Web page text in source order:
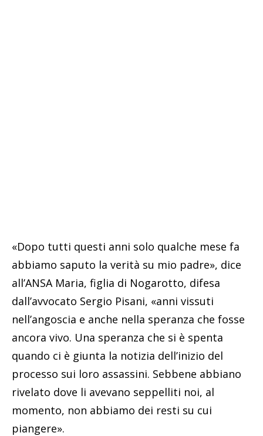
«Dopo tutti questi anni solo qualche mese fa
abbiamo saputo la verità su mio padre», dice
all’ANSA Maria, figlia di Nogarotto, difesa
dall’avvocato Sergio Pisani, «anni vissuti
nell’angoscia e anche nella speranza che fosse
ancora vivo. Una speranza che si è spenta
quando ci è giunta la notizia dell’inizio del
processo sui loro assassini. Sebbene abbiano
rivelato dove li avevano seppelliti noi, al
momento, non abbiamo dei resti su cui
piangere».